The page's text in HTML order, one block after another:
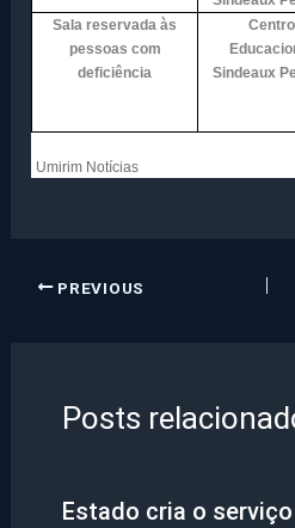
Sala reservada às
pessoas com
deficiência
Centro
Sindeaux
Umirim Notícias
PREVIOUS
Posts
Estado cria o serviço